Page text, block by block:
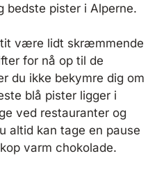
bedste pister i Alperne.
være lidt skræmmende
for nå op til de
du ikke bekymre dig om
blå pister ligger i
ved restauranter og
altid kan tage en pause
varm chokolade.